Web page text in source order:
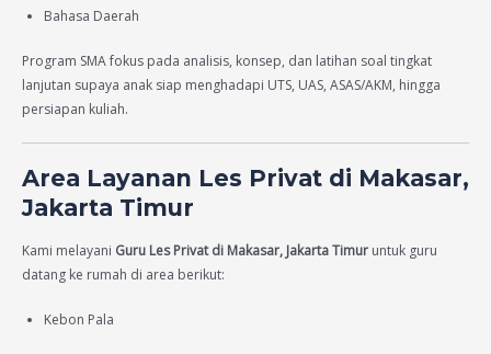
Bahasa Daerah
Program SMA fokus pada analisis, konsep, dan latihan soal tingkat
lanjutan supaya anak siap menghadapi UTS, UAS, ASAS/AKM, hingga
persiapan kuliah.
Area Layanan Les Privat di Makasar,
Jakarta Timur
Kami melayani Guru Les Privat di Makasar, Jakarta Timur untuk guru
datang ke rumah di area berikut:
Kebon Pala